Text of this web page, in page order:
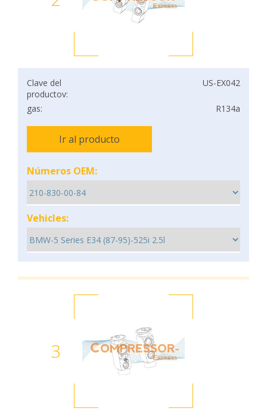
Clave del
productov:
US-EX042
gas: R134a
Ir al producto
Números OEM:
Vehicles:
3